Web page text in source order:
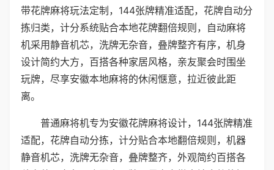
带花牌麻将玩法定制，144张牌精准适配，花牌自动分
拣归类，计分系统贴合本地花牌翻倍规则，自动麻将
机采用静音机芯，洗牌无杂音，叠牌整齐有序，机身
设计简约大方，百搭各种家居风格，亲友聚会时围坐
玩牌，尽享安徽本地麻将的休闲惬意，拉近彼此距
离。
普通麻将机专为安徽花牌麻将设计，144张牌精准
适配，花牌自动分拣，计分贴合本地翻倍规则，机器
静音机芯，洗牌无杂音，叠牌整齐，外观简约百搭各